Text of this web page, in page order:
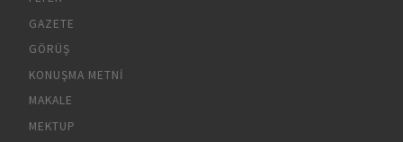
GAZETE
GÖRÜŞ
KONUŞMA METNI
MAKALE
MEKTUP